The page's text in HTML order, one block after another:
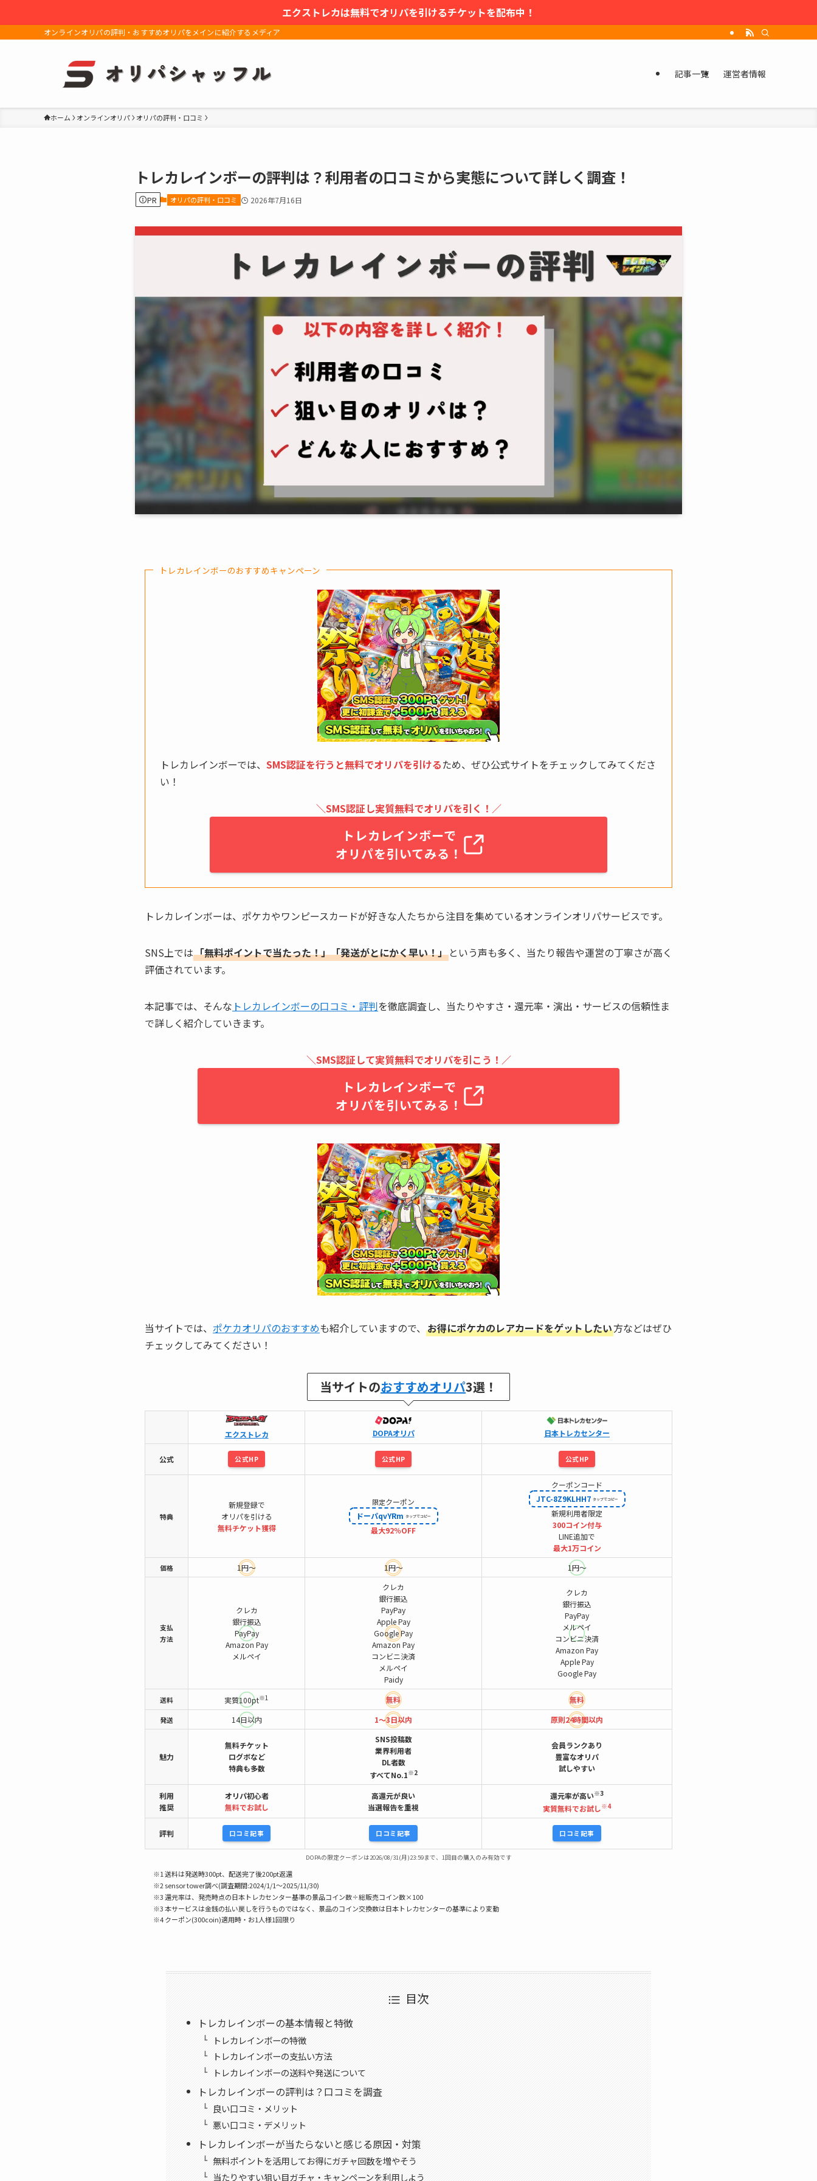
エクストレカは無料でオリパを引けるチケットを配布中！
オンラインオリパの評判・おすすめオリパをメインに紹介するメディア
記事一覧 運営者情報
ホーム オンラインオリパ オリパの評判・口コミ
トレカレインボーの評判は？利用者の口コミから実態について詳しく調査！
PR オリパの評判・口コミ 2026年7月16日
トレカレインボーのおすすめキャンペーン
トレカレインボーでは、 SMS認証を行うと無料でオリパを引けるため、ぜひ公式サイトをチェックしてみてくださ
い！
＼SMS認証し実質無料でオリパを引く！ ／
トレカレインボーで
オリパを引いてみる！
トレカレインボーは、ポケカやワンピースカードが好きな人たちから注目を集めているオンラインオリパサービスです。
SNS上では「無料ポイントで当たった！」「発送がとにかく早い！」 という声も多く、当たり報告や運営の丁寧さが高く
評価されています。
本記事では、そんな トレカレインボーの口コミ・評判を徹底調査し、当たりやすさ・還元率・演出・サービスの信頼性ま
で詳しく紹介していきます。
＼SMS認証して実質無料でオリパを引こう！ ／
トレカレインボーで
オリパを引いてみる！
当サイトでは、 ポケカオリパのおすすめも紹介していますので、 お得にポケカのレアカードをゲットしたい方などはぜひ
チェックしてみてください！
当サイトのおすすめオリパ3選！
エクストレカ DOPAオリパ 日本トレカセンター
公式 公式HP 公式HP 公式HP
特典
新規登録で
オリパを引ける
無料チケット獲得
限定クーポン
ドーパqvYRm
最大92％OFF
クーポンコード
JTC-8Z9KLHH7
新規利用者限定
300コイン付与
LINE追加で
最大1万コイン
価格 1円～ 1円～ 1円～
支払
方法
クレカ
銀行振込
PayPay
Amazon Pay
メルペイ
クレカ
銀行振込
PayPay
Apple Pay
Google Pay
Amazon Pay
コンビニ決済
メルペイ
Paidy
クレカ
銀行振込
PayPay
メルペイ
コンビニ決済
Amazon Pay
Apple Pay
Google Pay
送料 実質100pt※1 無料 無料
発送 14日以内 1～3日以内 原則24時間以内
魅力
無料チケット
ログボなど
特典も多数
SNS投稿数
業界利用者
DL者数
すべてNo.1※2
会員ランクあり
豊富なオリパ
試しやすい
利用
推奨
オリパ初心者
無料でお試し
高還元が良い
当選報告を重視
還元率が高い※3
実質無料でお試し※4
評判 口コミ記事 口コミ記事 口コミ記事
DOPAの限定クーポンは2026/08/31(月)23:59まで、1回目の購入のみ有効です
※1 送料は発送時300pt、配送完了後200pt返還
※2 sensor tower調べ(調査期間:2024/1/1〜2025/11/30)
※3 還元率は、発売時点の日本トレカセンター基準の景品コイン数÷総販売コイン数×100
※3 本サービスは金銭の払い戻しを行うものではなく、景品のコイン交換数は日本トレカセンターの基準により変動
※4 クーポン(300coin)適用時・お1人様1回限り
目次
トレカレインボーの基本情報と特徴
トレカレインボーの特徴
トレカレインボーの支払い方法
トレカレインボーの送料や発送について
トレカレインボーの評判は？口コミを調査
良い口コミ・メリット
悪い口コミ・デメリット
トレカレインボーが当たらないと感じる原因・対策
無料ポイントを活用してお得にガチャ回数を増やそう
当たりやすい狙い目ガチャ・キャンペーンを利用しよう